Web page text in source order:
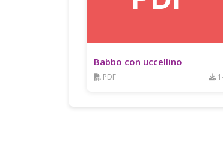
Babbo con uccellino
PDF